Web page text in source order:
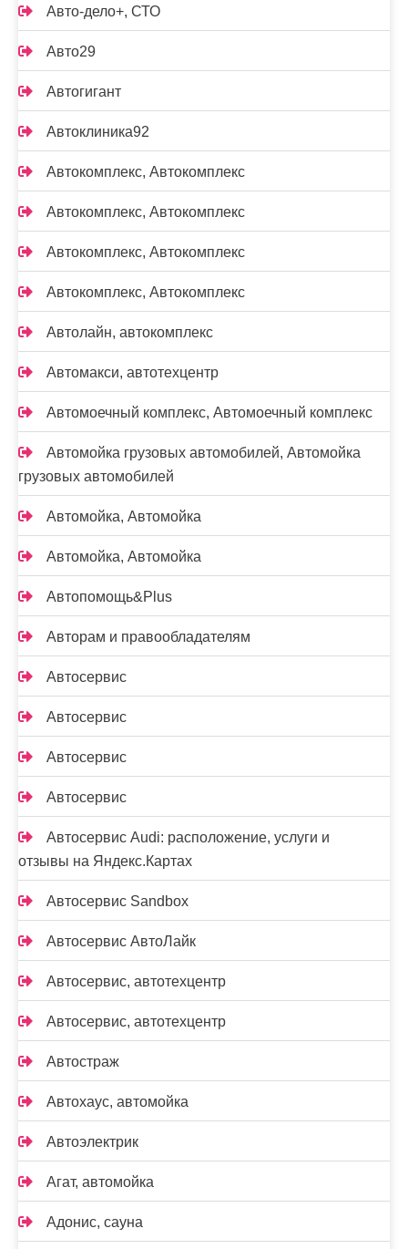
Авто-дело+, СТО
Авто29
Автогигант
Автоклиника92
Автокомплекс, Автокомплекс
Автокомплекс, Автокомплекс
Автокомплекс, Автокомплекс
Автокомплекс, Автокомплекс
Автолайн, автокомплекс
Автомакси, автотехцентр
Автомоечный комплекс, Автомоечный комплекс
Автомойка грузовых автомобилей, Автомойка
грузовых автомобилей
Автомойка, Автомойка
Автомойка, Автомойка
Автопомощь&Plus
Авторам и правообладателям
Автосервис
Автосервис
Автосервис
Автосервис
Автосервис Audi: расположение, услуги и
отзывы на Яндекс.Картах
Автосервис Sandbox
Автосервис АвтоЛайк
Автосервис, автотехцентр
Автосервис, автотехцентр
Автостраж
Автохаус, автомойка
Автоэлектрик
Агат, автомойка
Адонис, сауна